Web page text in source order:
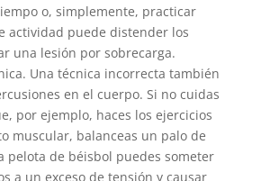
o, simplemente, practicar
actividad puede distender los
una lesión por sobrecarga.
Una técnica incorrecta también
en el cuerpo. Si no cuidas
por ejemplo, haces los ejercicios
muscular, balanceas un palo de
pelota de béisbol puedes someter
a un exceso de tensión y causar